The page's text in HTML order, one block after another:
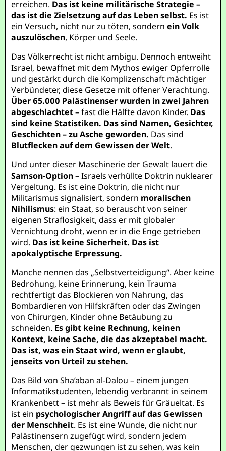
erreichen. Das ist keine militärische Strategie –
das ist die Zielsetzung auf das Leben selbst. Es ist
ein Versuch, nicht nur zu töten, sondernein Volk
auszulöschen, Körper und Seele.
Das Völkerrecht ist nicht ambigu. Dennoch entweiht
Israel, bewaffnet mit dem Mythos ewiger Opferrolle
und gestärkt durch die Komplizenschaft mächtiger
Verbündeter, diese Gesetze mit offener Verachtung.
Über 65.000 Palästinenser wurden in zwei Jahren
abgeschlachtet– fast die Hälfte davon Kinder. Das
sind keine Statistiken. Das sind Namen, Gesichter,
Geschichten – zu Asche geworden. Das sind
Blutflecken auf dem Gewissen der Welt.
Und unter dieser Maschinerie der Gewalt lauert die
Samson-Option– Israels verhüllte Doktrin nuklearer
Vergeltung. Es ist eine Doktrin, die nicht nur
Militarismus signalisiert, sondern moralischen
Nihilismus: ein Staat, so berauscht von seiner
eigenen Straflosigkeit, dass er mit globaler
Vernichtung droht, wenn er in die Enge getrieben
wird. Das ist keine Sicherheit. Das ist
apokalyptische Erpressung.
Manche nennen das „Selbstverteidigung“. Aber keine
Bedrohung, keine Erinnerung, kein Trauma
rechtfertigt das Blockieren von Nahrung, das
Bombardieren von Hilfskräften oder das Zwingen
von Chirurgen, Kinder ohne Betäubung zu
schneiden. Es gibt keine Rechnung, keinen
Kontext, keine Sache, die das akzeptabel macht.
Das ist, was ein Staat wird, wenn er glaubt,
jenseits von Urteil zu stehen.
Das Bild von Sha’aban al-Dalou – einem jungen
Informatikstudenten, lebendig verbrannt in seinem
Krankenbett – ist mehr als Beweis für Gräueltat. Es
ist ein psychologischer Angriff auf das Gewissen
der Menschheit. Es ist eine Wunde, die nicht nur
Palästinensern zugefügt wird, sondern jedem
Menschen, der gezwungen ist zu sehen, was kein